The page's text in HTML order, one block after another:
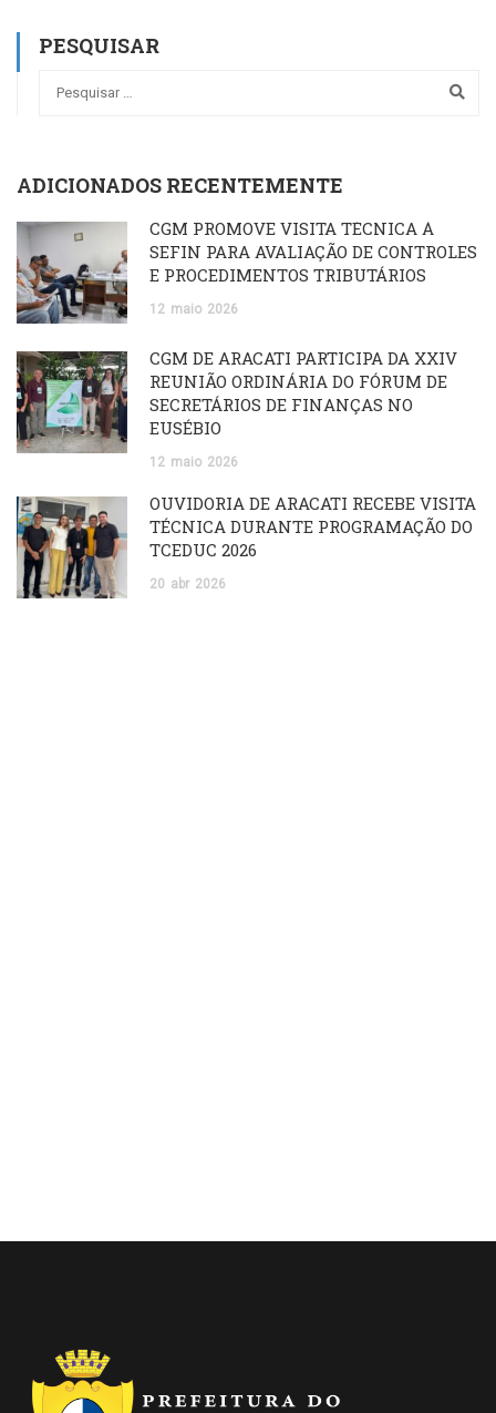
PESQUISAR
ADICIONADOS RECENTEMENTE
CGM PROMOVE VISITA TÉCNICA À
SEFIN PARA AVALIAÇÃO DE CONTROLES
E PROCEDIMENTOS TRIBUTÁRIOS
12 maio 2026
CGM DE ARACATI PARTICIPA DA XXIV
REUNIÃO ORDINÁRIA DO FÓRUM DE
SECRETÁRIOS DE FINANÇAS NO
EUSÉBIO
12 maio 2026
OUVIDORIA DE ARACATI RECEBE VISITA
TÉCNICA DURANTE PROGRAMAÇÃO DO
TCEDUC 2026
20 abr 2026